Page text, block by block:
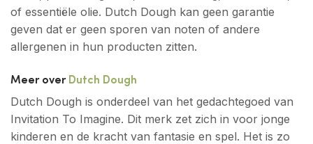
of essentiële olie. Dutch Dough kan geen garantie
geven dat er geen sporen van noten of andere
allergenen in hun producten zitten.
Meer overDutch Dough
Dutch Dough is onderdeel van het gedachtegoed van
Invitation To Imagine. Dit merk zet zich in voor jonge
kinderen en de kracht van fantasie en spel. Het is zo